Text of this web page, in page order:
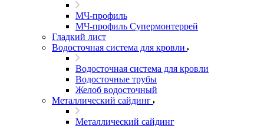
МЧ-профиль
МЧ-профиль Супермонтеррей
Гладкий лист
Водосточная система для кровли
Водосточная система для кровли
Водосточные трубы
Желоб водосточный
Металлический сайдинг
Металлический сайдинг